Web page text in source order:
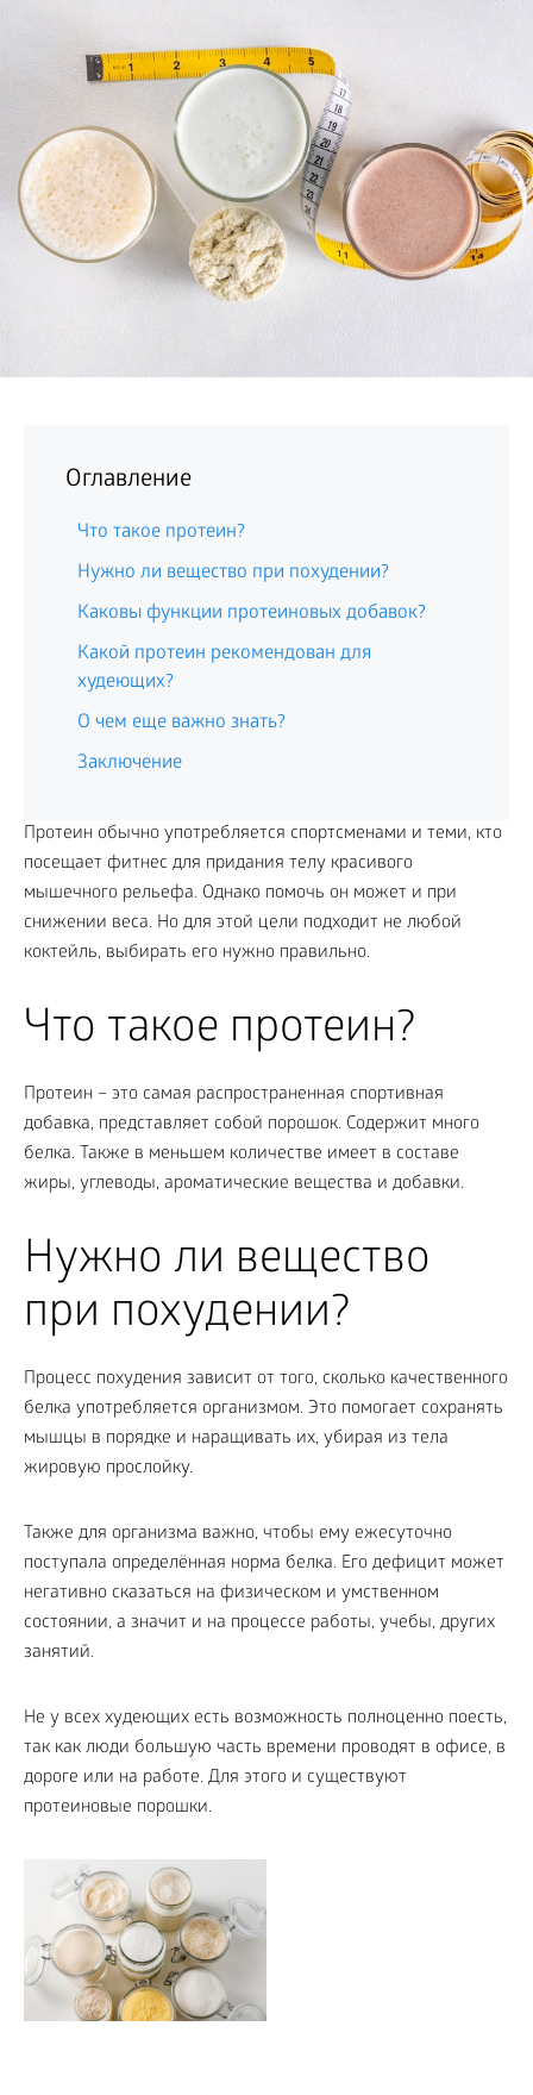
Оглавление
Что такое протеин?
Нужно ли вещество при похудении?
Каковы функции протеиновых добавок?
Какой протеин рекомендован для
худеющих?
О чем еще важно знать?
Заключение
Протеин обычно употребляется спортсменами и теми, кто
посещает фитнес для придания телу красивого
мышечного рельефа. Однако помочь он может и при
снижении веса. Но для этой цели подходит не любой
коктейль, выбирать его нужно правильно.
Что такое протеин?
Протеин – это самая распространенная спортивная
добавка, представляет собой порошок. Содержит много
белка. Также в меньшем количестве имеет в составе
жиры, углеводы, ароматические вещества и добавки.
Нужно ли вещество
при похудении?
Процесс похудения зависит от того, сколько качественного
белка употребляется организмом. Это помогает сохранять
мышцы в порядке и наращивать их, убирая из тела
жировую прослойку.
Также для организма важно, чтобы ему ежесуточно
поступала определённая норма белка. Его дефицит может
негативно сказаться на физическом и умственном
состоянии, а значит и на процессе работы, учебы, других
занятий.
Не у всех худеющих есть возможность полноценно поесть,
так как люди большую часть времени проводят в офисе, в
дороге или на работе. Для этого и существуют
протеиновые порошки.